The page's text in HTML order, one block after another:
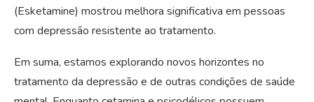
(Esketamine) mostrou melhora significativa em pessoas
com depressão resistente ao tratamento.
Em suma, estamos explorando novos horizontes no
tratamento da depressão e de outras condições de saúde